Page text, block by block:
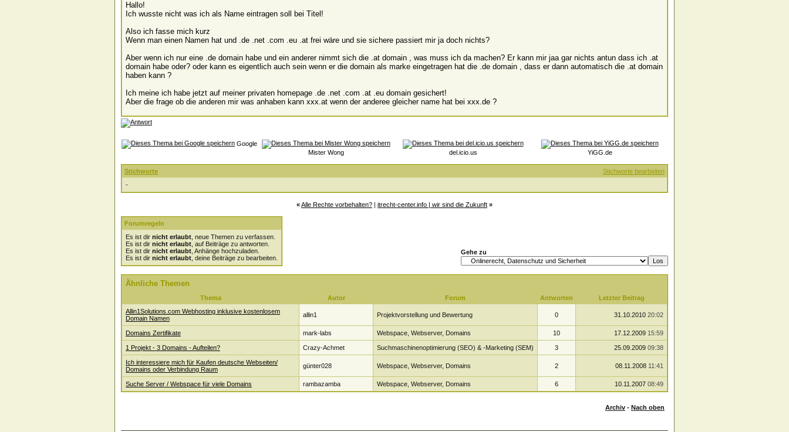
Hallo!
Ich wusste nicht was ich als Name eintragen soll bei Titel!
Also ich fasse mich kurz
Wenn man einen Namen hat und .de .net .com .eu .at frei wäre und sie sichere passiert mir ja doch nichts?
Aber wenn ich nur eine .de domain habe und ein anderer nimmt sich die .at domain , was muss ich da machen? Er kann mir jaa gar nichts antun dass ich .at
domain habe oder? oder kann es eigentlich auch sein wenn er die domain als marke eingetragen hat die .de domain , dass er dann automatisch die .at domain
haben kann ?
Ich meine ich habe jetzt auf meiner privaten homepage .de .net .com .at .eu domain gesichert!
Aber die frage ob die anderen mir was anhaben kann xxx.at wenn der anderee gleicher name hat bei xxx.de ?
Google
Mister Wong
del.icio.us YiGG.de
Stichworte bearbeiten
Stichworte
-
«Alle Rechte vorbehalten? | itrecht-center.info | wir sind die Zukunft »
Forumregeln
Es ist dir nicht erlaubt , neue Themen zu verfassen.
Es ist dir nicht erlaubt , auf Beiträge zu antworten.
Es ist dir nicht erlaubt , Anhänge hochzuladen.
Es ist dir nicht erlaubt , deine Beiträge zu bearbeiten.
Gehe zu
Ähnliche Themen
Thema Autor Forum Antworten
Letzter Beitrag
Allin1Solutions.com Webhosting inklusive kostenlosem
Domain Namen
allin1 Projektvorstellung und Bewertung 0 31.10.2010 20:02
Domains Zertifikate mark-labs Webspace, Webserver, Domains 10 17.12.2009 15:59
1 Projekt - 3 Domains - Aufteilen? Crazy-Achmet Suchmaschinenoptimierung (SEO) & -Marketing (SEM) 3 25.09.2009 09:38
Ich interessiere mich für Kaufen deutsche Webseiten/
Domains oder Verbindung Raum
günter028 Webspace, Webserver, Domains 2 08.11.2008 11:41
Suche Server / Webspace für viele Domains rambazamba Webspace, Webserver, Domains 6 10.11.2007 08:49
Archiv - Nach oben